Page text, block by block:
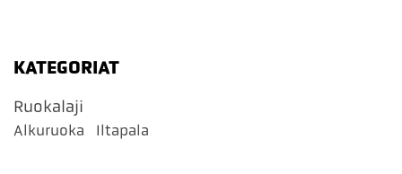
KATEGORIAT
Ruokalaji
Alkuruoka Iltapala